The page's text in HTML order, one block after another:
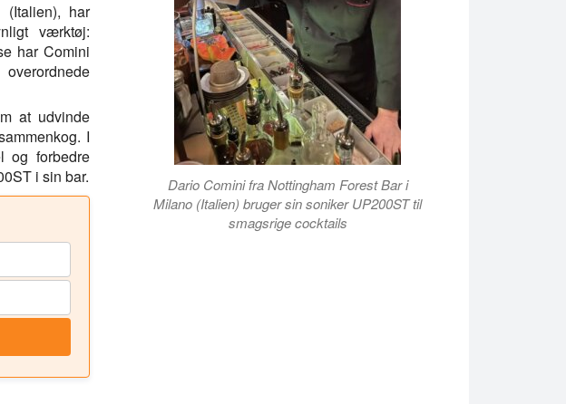
har
værktøj:
har Comini
at udvinde
I
og forbedre
i sin bar.
Dario Comini fra Nottingham Forest Bar i
Milano (Italien) bruger sin soniker UP200ST til
smagsrige cocktails